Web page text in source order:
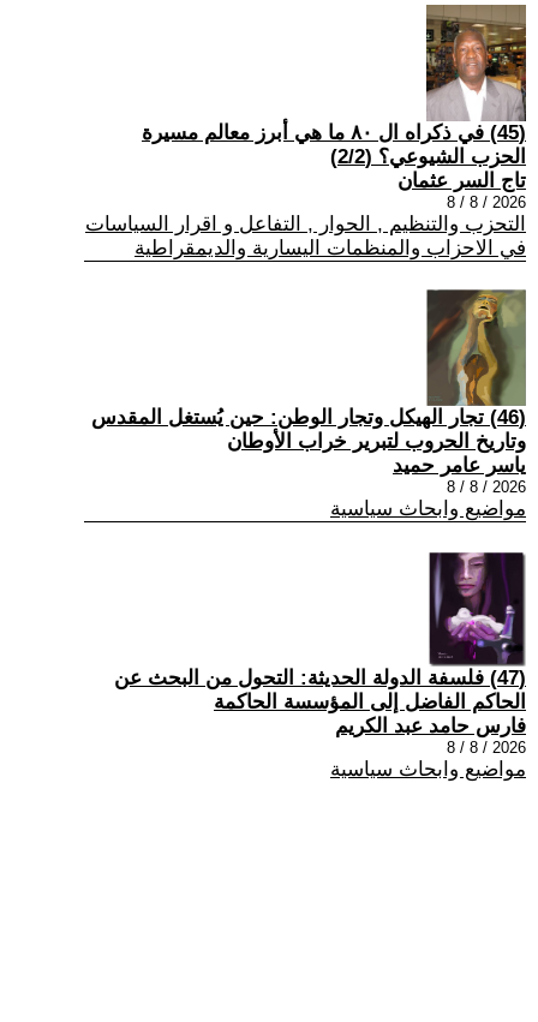
(45) في ذكراه ال ٨٠ ما هي أبرز معالم مسيرة
الحزب الشيوعي؟ (2/2)
تاج السر عثمان
2026 / 8 / 8
التحزب والتنظيم , الحوار , التفاعل و اقرار السياسات
في الاحزاب والمنظمات اليسارية والديمقراطية
(46) تجار الهيكل وتجار الوطن: حين يُستغل المقدس
وتاريخ الحروب لتبرير خراب الأوطان
ياسر عامر حميد
2026 / 8 / 8
مواضيع وابحاث سياسية
(47) فلسفة الدولة الحديثة: التحول من البحث عن
الحاكم الفاضل إلى المؤسسة الحاكمة
فارس حامد عبد الكريم
2026 / 8 / 8
مواضيع وابحاث سياسية